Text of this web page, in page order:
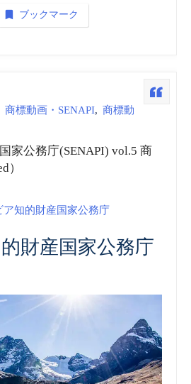
ブックマーク
商標動画・SENAPI, 商標動
家公務庁(SENAPI) vol.5 商
）
ア知的財産国家公務庁
財産国家公務庁